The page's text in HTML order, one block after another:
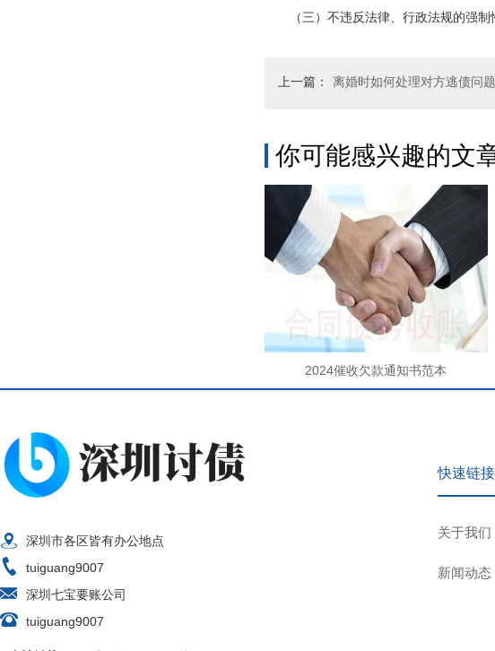
（三）不违反法律、行政法规的强制
上一篇： 离婚时如何处理对方逃债问题
你可能感兴趣的文
2024催收欠款通知书范本
深圳市各区皆有办公地点
tuiguang9007
深圳七宝要账公司
tuiguang9007
快速链接
关于我们
新闻动态